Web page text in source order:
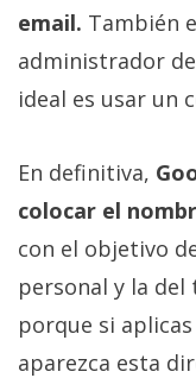
email. También
administrador
ideal es usar un
En definitiva,
colocar el
con el objetivo
personal y la
porque si
aparezca esta